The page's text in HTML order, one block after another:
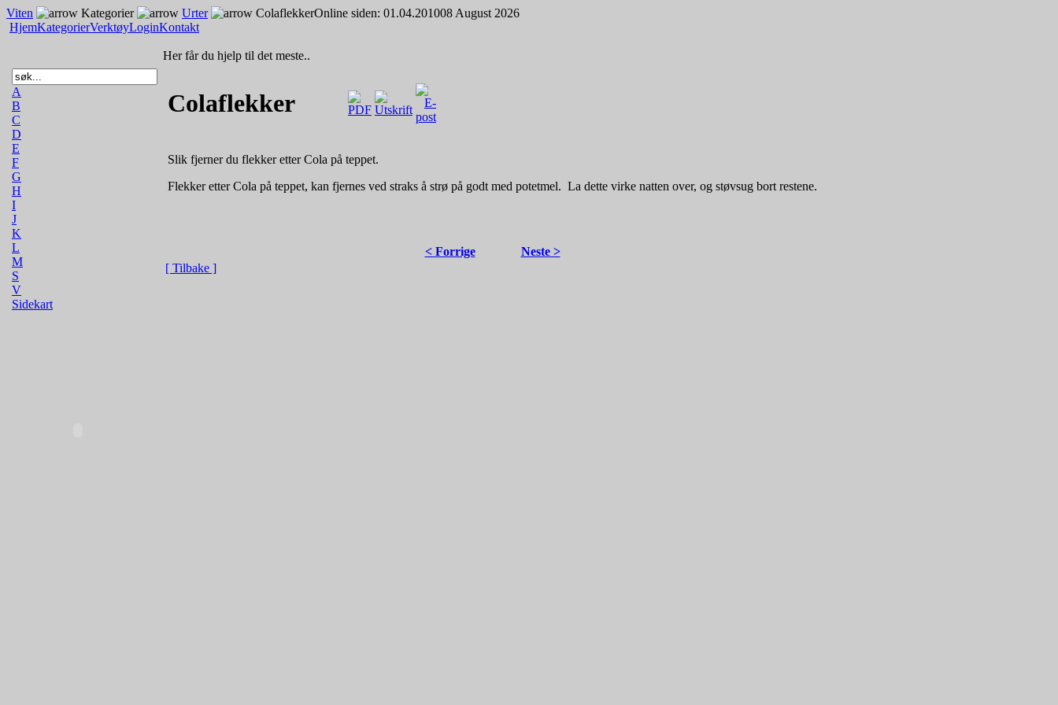
Viten Kategorier Urter ColaflekkerOnline siden: 01.04.201008 August 2026
HjemKategorierVerktøyLoginKontakt
A
B
C
D
E
F
G
H
I
J
K
L
M
S
V
Sidekart
Her får du hjelp til det meste..
Colaflekker
Slik fjerner du flekker etter Cola på teppet.
Flekker etter Cola på teppet, kan fjernes ved straks å strø på godt med potetmel. ­ La dette virke natten over, og støvsug bort restene.
< Forrige
Neste >
[ Tilbake ]